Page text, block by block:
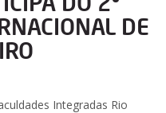
DE
Integradas Rio